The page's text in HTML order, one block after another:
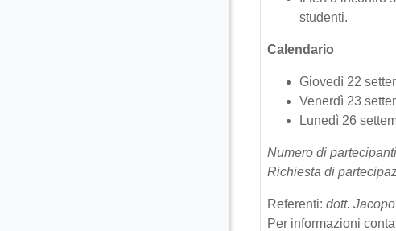
studenti.
Calendario
Giovedì 22
Venerdì 23
Lunedì 26
Numero di partecipanti
Richiesta di
Referenti: dott.
Per informazioni